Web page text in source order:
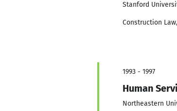
Stanford
Construction
1993 - 1997
Human
Northeastern